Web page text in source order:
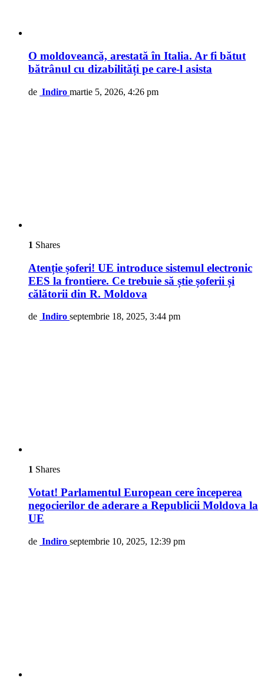
O moldoveancă, arestată în Italia. Ar fi bătut
bătrânul cu dizabilități pe care-l asista
de Indiro martie 5, 2026, 4:26 pm
1 Shares
Atenție șoferi! UE introduce sistemul electronic
EES la frontiere. Ce trebuie să știe șoferii și
călătorii din R. Moldova
de Indiro septembrie 18, 2025, 3:44 pm
1 Shares
Votat! Parlamentul European cere începerea
negocierilor de aderare a Republicii Moldova la
UE
de Indiro septembrie 10, 2025, 12:39 pm